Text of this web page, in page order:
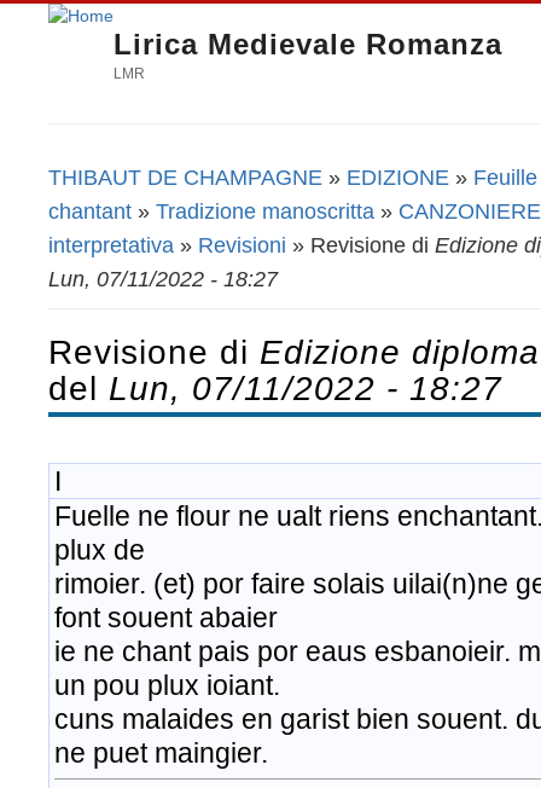
Lirica Medievale Romanza
LMR
Tu sei qui
THIBAUT DE CHAMPAGNE » EDIZIONE »
chantant » Tradizione manoscritta »
interpretativa » Revisioni » Revisione di Edizione
Lun, 07/11/2022 - 18:27
Revisione di Edizione
del Lun, 07/11/2022 - 18:27
I
Fuelle ne flour ne ualt riens
plux de
rimoier. (et) por faire solais uilai(n)ne
font souent abaier
ie ne chant pais por eaus esbanoieir.
un pou plux ioiant.
cuns malaides en garist bien souent.
ne puet maingier.